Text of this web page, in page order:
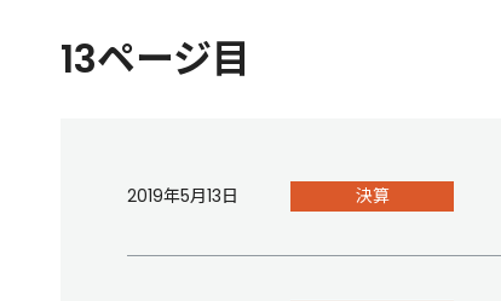
13ページ目
2019年5月13日 決算